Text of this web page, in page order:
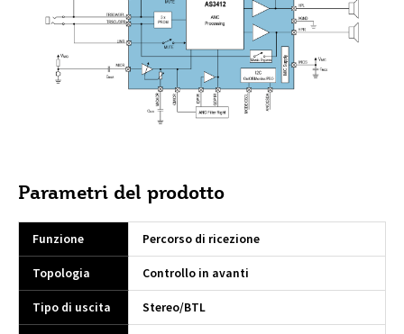
Parametri del prodotto
Funzione
Percorso di ricezione
Topologia
Controllo in avanti
Tipo di uscita
Stereo/BTL